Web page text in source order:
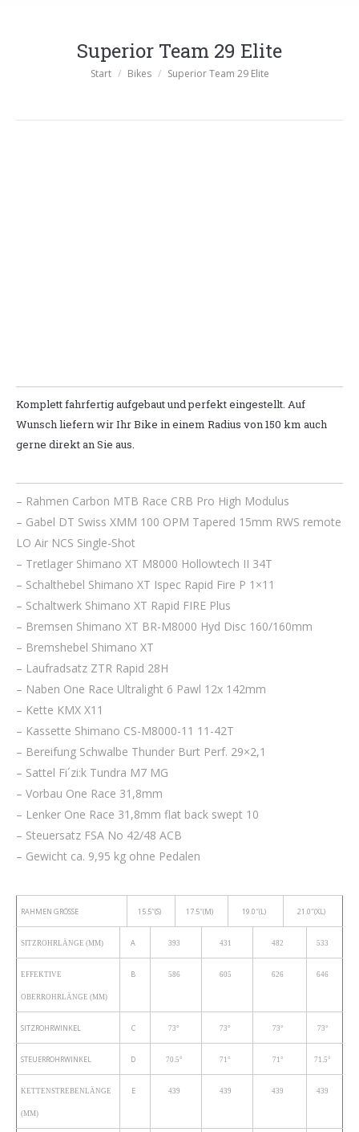
Superior Team 29 Elite
Sie befinden sich hier:
Start Bikes Superior Team 29 Elite
Komplett fahrfertig aufgebaut und perfekt eingestellt. Auf
Wunsch liefern wir Ihr Bike in einem Radius von 150 km auch
gerne direkt an Sie aus.
– Rahmen Carbon MTB Race CRB Pro High Modulus
– Gabel DT Swiss XMM 100 OPM Tapered 15mm RWS remote
LO Air NCS Single-Shot
– Tretlager Shimano XT M8000 Hollowtech II 34T
– Schalthebel Shimano XT Ispec Rapid Fire P 1×11
– Schaltwerk Shimano XT Rapid FIRE Plus
– Bremsen Shimano XT BR-M8000 Hyd Disc 160/160mm
– Bremshebel Shimano XT
– Laufradsatz ZTR Rapid 28H
– Naben One Race Ultralight 6 Pawl 12x 142mm
– Kette KMX X11
– Kassette Shimano CS-M8000-11 11-42T
– Bereifung Schwalbe Thunder Burt Perf. 29×2,1
– Sattel Fi´zi:k Tundra M7 MG
– Vorbau One Race 31,8mm
– Lenker One Race 31,8mm flat back swept 10
– Steuersatz FSA No 42/48 ACB
– Gewicht ca. 9,95 kg ohne Pedalen
RAHMEN GRÖSSE 15.5″(S) 17.5″(M) 19.0″(L) 21.0″(XL)
SITZROHRLÄNGE (MM) A 393 431 482 533
EFFEKTIVE
OBERROHRLÄNGE (MM)
B 586 605 626 646
SITZROHRWINKEL C 73° 73° 73° 73°
STEUERROHRWINKEL D 70.5° 71° 71° 71.5°
KETTENSTREBENLÄNGE
(MM)
E 439 439 439 439